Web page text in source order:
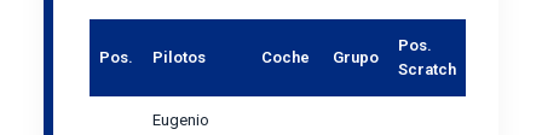
Pos. Pilotos Coche Grupo
Pos.
Scratch
Eugenio